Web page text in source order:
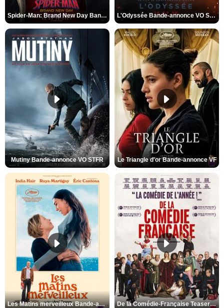
Spider-Man: Brand New Day Bande-annonce VO STFR L'Odyssée Bande-annonce VO STFR
Mutiny Bande-annonce VO STFR Le Triangle d'or Bande-annonce VF
Les Matins merveilleux Bande-annonce VF De la Comédie-Française Teaser VF